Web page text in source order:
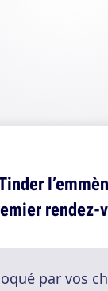
rendez-
par vos